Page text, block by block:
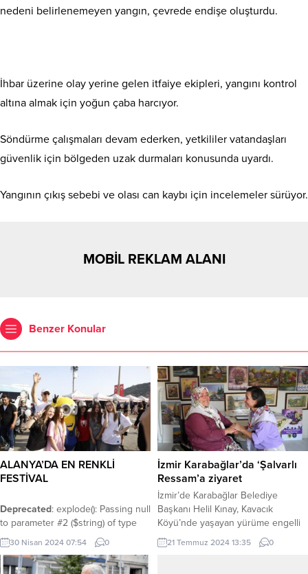
nedeni belirlenemeyen yangın, çevrede endişe oluşturdu.
İhbar üzerine olay yerine gelen itfaiye ekipleri, yangını kontrol
altına almak için yoğun çaba harcıyor.
Söndürme çalışmaları devam ederken, yetkililer vatandaşları
güvenlik için bölgeden uzak durmaları konusunda uyardı.
Yangının çıkış sebebi ve olası can kaybı için incelemeler sürüyor.
MOBİL REKLAM ALANI
Benzer Konular
ALANYA’DA EN RENKLİ
FESTİVAL
Deprecated: explode(): Passing null
to parameter #2 ($string) of type
string is deprecated in
/home/mirayhaber/public_html/wp-
content/themes/anka/lib/functions/commonfunctions.php
30 Nisan 2024 07:54 0
İzmir Karabağlar’da ‘Şalvarlı
Ressam’a ziyaret
İzmir’de Karabağlar Belediye
Başkanı Helil Kınay, Kavacık
Köyü’nde yaşayan yürüme engelli
ressam Meryem Düzgünkaya’yı
evinde ziyaret etti. İZMİR (İGFA) —
21 Temmuz 2024 13:35 0